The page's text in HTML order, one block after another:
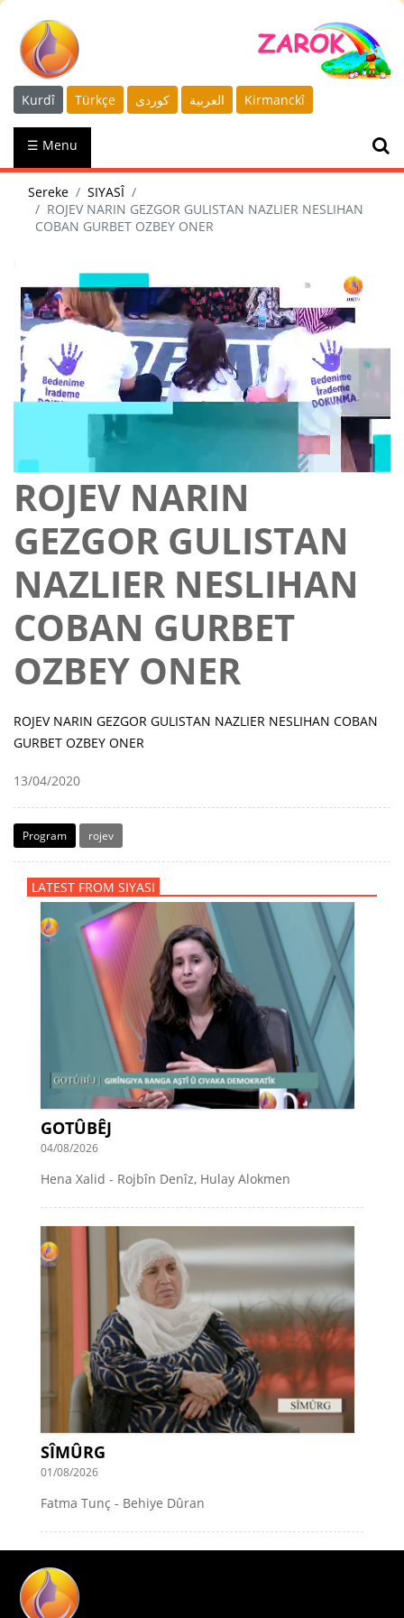
Kurdî Türkçe كوردى العربية Kirmanckî
☰ Menu
Sereke
SIYASÎ
ROJEV NARIN GEZGOR GULISTAN NAZLIER NESLIHAN
COBAN GURBET OZBEY ONER
ROJEV NARIN
GEZGOR GULISTAN
NAZLIER NESLIHAN
COBAN GURBET
OZBEY ONER
ROJEV NARIN GEZGOR GULISTAN NAZLIER NESLIHAN COBAN
GURBET OZBEY ONER
13/04/2020
Program rojev
LATEST FROM SIYASI
GOTÛBÊJ
04/08/2026
Hena Xalid - Rojbîn Denîz, Hulay Alokmen
SÎMÛRG
01/08/2026
Fatma Tunç - Behiye Dûran